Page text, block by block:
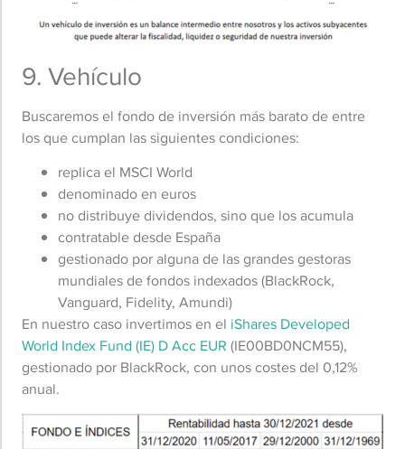
9. Vehículo
Buscaremos el fondo de inversión más barato de entre
los que cumplan las siguientes condiciones:
replica el MSCI World
denominado en euros
no distribuye dividendos, sino que los acumula
contratable desde España
gestionado por alguna de las grandes gestoras
mundiales de fondos indexados (BlackRock,
Vanguard, Fidelity, Amundi)
En nuestro caso invertimos en el iShares Developed
World Index Fund (IE) D Acc EUR (IE00BD0NCM55),
gestionado por BlackRock, con unos costes del 0,12%
anual.